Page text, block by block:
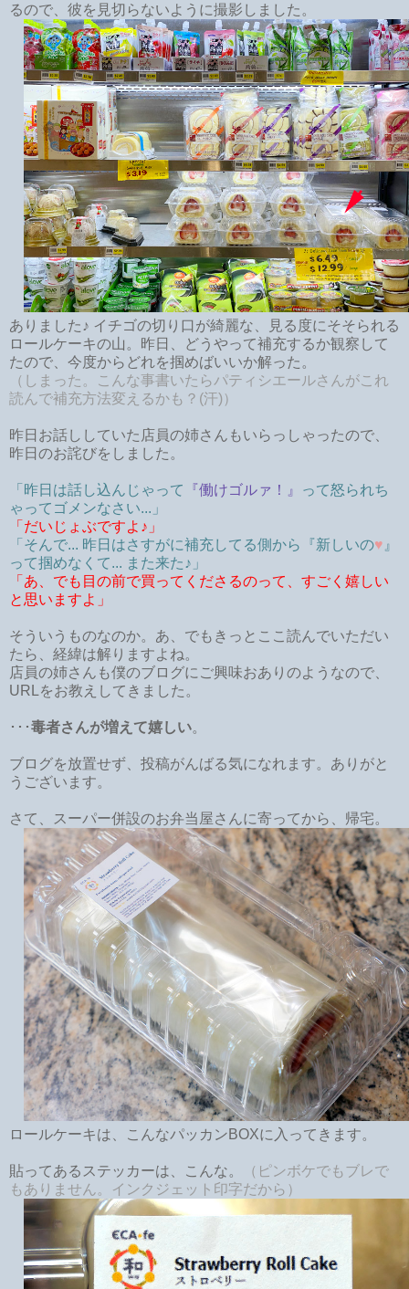
るので、彼を見切らないように撮影しました。
ありました♪ イチゴの切り口が綺麗な、見る度にそそられる
ロールケーキの山。昨日、どうやって補充するか観察して
たので、今度からどれを掴めばいいか解った。
（しまった。こんな事書いたらパティシエールさんがこれ
読んで補充方法変えるかも？(汗)）
昨日お話ししていた店員の姉さんもいらっしゃったので、
昨日のお詫びをしました。
「昨日は話し込んじゃって 『働けゴルァ！』
って怒られち
ゃってゴメンなさい...」
「だいじょぶですよ♪」
「そんで... 昨日はさすがに補充してる側から『新しいの♥ 』
って掴めなくて... また来た♪」
「あ、でも目の前で買ってくださるのって、すごく嬉しい
と思いますよ」
そういうものなのか。あ、でもきっとここ読んでいただい
たら、経緯は解りますよね。
店員の姉さんも僕のブログにご興味おありのようなので、
URLをお教えしてきました。
･･･毒者さんが増えて嬉しい。
ブログを放置せず、投稿がんばる気になれます。ありがと
うございます。
さて、スーパー併設のお弁当屋さんに寄ってから、帰宅。
ロールケーキは、こんなパッカンBOXに入ってきます。
貼ってあるステッカーは、こんな。
（ピンボケでもブレで
もありません。インクジェット印字だから）